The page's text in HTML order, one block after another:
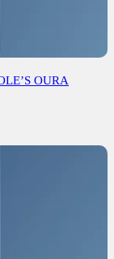
OURA